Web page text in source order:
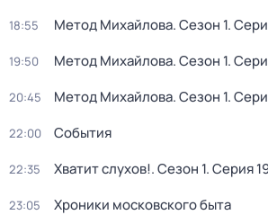
18:55 Метод Михайлова. Сезон 1.
19:50 Метод Михайлова. Сезон 1.
20:45 Метод Михайлова. Сезон 1.
22:00 События
22:35 Хватит слухов!. Сезон 1. Серия
23:05 Хроники московского быта